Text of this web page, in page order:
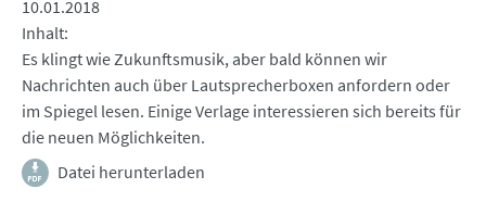
10.01.2018
Inhalt
Es klingt wie Zukunftsmusik, aber bald können wir
Nachrichten auch über Lautsprecherboxen anfordern oder
im Spiegel lesen. Einige Verlage interessieren sich bereits für
die neuen Möglichkeiten.
Datei herunterladen